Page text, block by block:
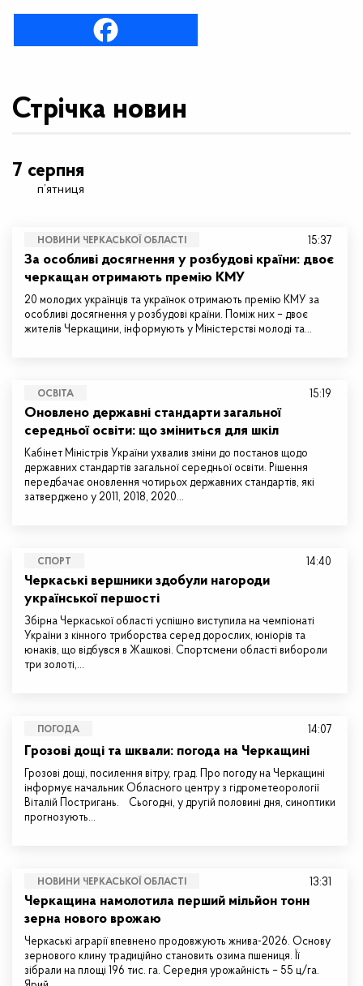
Стрічка новин
7 серпня
п’ятниця
НОВИНИ ЧЕРКАСЬКОЇ ОБЛАСТІ
За особливі досягнення у розбудові країни: двоє
черкащан отримають премію КМУ
20 молодих українців та українок отримають премію КМУ за
особливі досягнення у розбудові країни. Поміж них – двоє
жителів Черкащини, інформують у Міністерстві молоді та…
15:37
ОСВІТА
Оновлено державні стандарти загальної
середньої освіти: що зміниться для шкіл
Кабінет Міністрів України ухвалив зміни до постанов щодо
державних стандартів загальної середньої освіти. Рішення
передбачає оновлення чотирьох державних стандартів, які
затверджено у 2011, 2018, 2020…
15:19
СПОРТ
Черкаські вершники здобули нагороди
української першості
Збірна Черкаської області успішно виступила на чемпіонаті
України з кінного триборства серед дорослих, юніорів та
юнаків, що відбувся в Жашкові. Спортсмени області вибороли
три золоті,…
14:40
ПОГОДА
Грозові дощі та шквали: погода на Черкащині
Грозові дощі, посилення вітру, град. Про погоду на Черкащині
інформує начальник Обласного центру з гідрометеорології
Віталій Постригань. Сьогодні, у другій половині дня, синоптики
прогнозують…
14:07
НОВИНИ ЧЕРКАСЬКОЇ ОБЛАСТІ
Черкащина намолотила перший мільйон тонн
зерна нового врожаю
Черкаські аграрії впевнено продовжують жнива-2026. Основу
зернового клину традиційно становить озима пшениця. Її
зібрали на площі 196 тис. га. Середня урожайність – 55 ц/га.
13:31